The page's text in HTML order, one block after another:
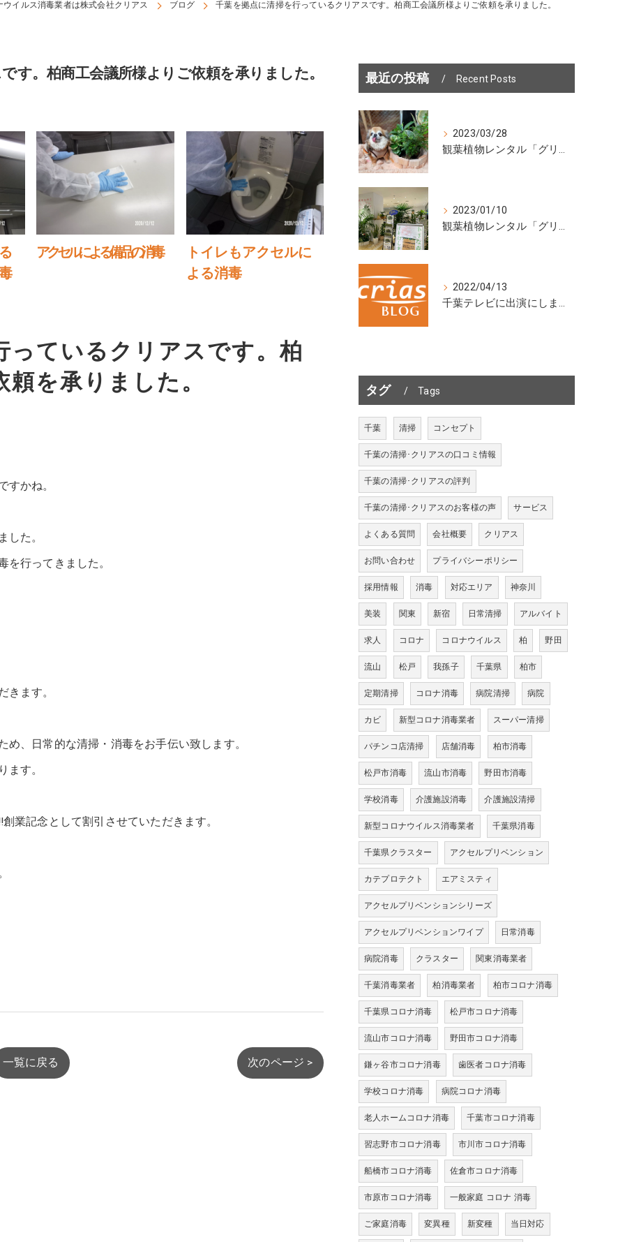
イルス消毒業者は株式会社クリアス ブログ 千葉を拠点に清掃を行っているクリアスです。柏商工会議所様よりご依頼を承りました。
す。柏商工会議所様よりご依頼を承りました。
アクセルによる備品の消毒
トイレもアクセルに
よる消毒
っているクリアスです。柏
を承りました。
すかね。
した。
を行ってきました。
きます。
、日常的な清掃・消毒をお手伝い致します。
ます。
業記念として割引させていただきます。
一覧に戻る 次のページ >
最近の投稿 Recent Posts
2023/03/28
観葉植物レンタル「グリーン・ポケット」柏市のカフェ＆ドッグランに設置しました
2023/01/10
観葉植物レンタル「グリーンポケット」展示会を開催中！
2022/04/13
千葉テレビに出演にします！
タグ Tags
千葉 清掃 コンセプト
千葉の清掃･クリアスの口コミ情報
千葉の清掃･クリアスの評判
千葉の清掃･クリアスのお客様の声 サービス
よくある質問 会社概要 クリアス
お問い合わせ プライバシーポリシー
採用情報 消毒 対応エリア 神奈川
美装 関東 新宿 日常清掃 アルバイト
求人 コロナ コロナウイルス 柏 野田
流山 松戸 我孫子 千葉県 柏市
定期清掃 コロナ消毒 病院清掃 病院
カビ 新型コロナ消毒業者 スーパー清掃
パチンコ店清掃 店舗消毒 柏市消毒
松戸市消毒 流山市消毒 野田市消毒
学校消毒 介護施設消毒 介護施設清掃
新型コロナウイルス消毒業者 千葉県消毒
千葉県クラスター アクセルプリベンション
カテプロテクト エアミスティ
アクセルプリベンションシリーズ
アクセルプリベンションワイプ 日常消毒
病院消毒 クラスター 関東消毒業者
千葉消毒業者 柏消毒業者 柏市コロナ消毒
千葉県コロナ消毒 松戸市コロナ消毒
流山市コロナ消毒 野田市コロナ消毒
鎌ヶ谷市コロナ消毒 歯医者コロナ消毒
学校コロナ消毒 病院コロナ消毒
老人ホームコロナ消毒 千葉市コロナ消毒
習志野市コロナ消毒 市川市コロナ消毒
船橋市コロナ消毒 佐倉市コロナ消毒
市原市コロナ消毒 一般家庭 コロナ 消毒
ご家庭消毒 変異種 新変種 当日対応